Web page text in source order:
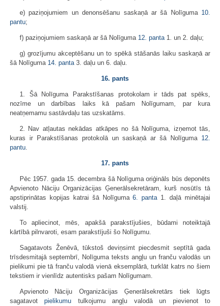
e) paziņojumiem un denonsēšanu saskaņā ar šā Nolīguma 10.
pantu;
f) paziņojumiem saskaņā ar šā Nolīguma 12. panta1. un 2. daļu;
g) grozījumu akceptēšanu un to spēkā stāšanās laiku saskaņā ar
šā Nolīguma 14. panta3. daļu un 6. daļu.
16. pants
1. Šā Nolīguma Parakstīšanas protokolam ir tāds pat spēks,
nozīme un darbības laiks kā pašam Nolīgumam, par kura
neatņemamu sastāvdaļu tas uzskatāms.
2. Nav atļautas nekādas atkāpes no šā Nolīguma, izņemot tās,
kuras ir Parakstīšanas protokolā un saskaņā ar šā Nolīguma 12.
pantu.
17. pants
Pēc 1957. gada 15. decembra šā Nolīguma oriģināls būs deponēts
Apvienoto Nāciju Organizācijas Ģenerālsekretāram, kurš nosūtīs tā
apstiprinātas kopijas katrai šā Nolīguma6. panta1. daļā minētajai
valstij.
To apliecinot, mēs, apakšā parakstījušies, būdami noteiktajā
kārtībā pilnvaroti, esam parakstījuši šo Nolīgumu.
Sagatavots Ženēvā, tūkstoš deviņsimt piecdesmit septītā gada
trīsdesmitajā septembrī, Nolīguma teksts angļu un franču valodās un
pielikumi pie tā franču valodā vienā eksemplārā, turklāt katrs no šiem
tekstiem ir vienlīdz autentisks pašam Nolīgumam.
Apvienoto Nāciju Organizācijas Ģenerālsekretārs tiek lūgts
sagatavotpielikumu tulkojumu angļu valodā un pievienot to